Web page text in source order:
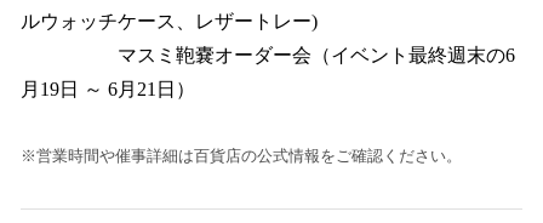
ルウォッチケース、レザートレー)
マスミ鞄嚢オーダー会（イベント最終週末の6
月19日 ～ 6月21日）
※営業時間や催事詳細は百貨店の公式情報をご確認ください。